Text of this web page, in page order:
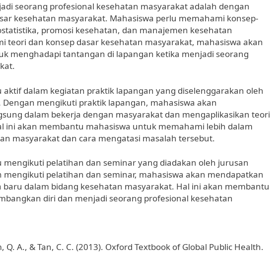
seorang profesional kesehatan masyarakat adalah dengan
kesehatan masyarakat. Mahasiswa perlu memahami konsep-
promosi kesehatan, dan manajemen kesehatan
teori dan konsep dasar kesehatan masyarakat, mahasiswa akan
menghadapi tantangan di lapangan ketika menjadi seorang
aktif dalam kegiatan praktik lapangan yang diselenggarakan oleh
mengikuti praktik lapangan, mahasiswa akan
dalam bekerja dengan masyarakat dan mengaplikasikan teori
ini akan membantu mahasiswa untuk memahami lebih dalam
masyarakat dan cara mengatasi masalah tersebut.
mengikuti pelatihan dan seminar yang diadakan oleh jurusan
pelatihan dan seminar, mahasiswa akan mendapatkan
dalam bidang kesehatan masyarakat. Hal ini akan membantu
diri dan menjadi seorang profesional kesehatan
A., & Tan, C. C. (2013). Oxford Textbook of Global Public Health.